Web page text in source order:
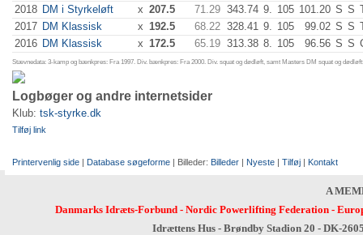
2018 DM i Styrkeløft x 207.5 71.29 343.74 9. 105 101.20 S S
2017 DM Klassisk x 192.5 68.22 328.41 9. 105 99.02 S S
2016 DM Klassisk x 172.5 65.19 313.38 8. 105 96.56 S S
Stævnedata: 3-kamp og bænkpres: Fra 1997. Div. bænkpres: Fra 2000. Div. squat og dødløft, samt Masters DM squat og
Logbøger og andre internetsider
Klub: tsk-styrke.dk
Tilføj link
Printervenlig side | Database søgeforme | Billeder: Billeder | Nyeste | Tilføj | Kontakt
A
Danmarks Idræts-Forbund- Nordic Powerlifting Federation-
Idrættens Hus - Brøndby Stadion 20 - DK-